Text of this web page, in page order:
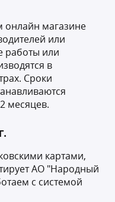
магазине
или
работы или
в
Сроки
месяцев.
картами,
АО "Народный
с системой